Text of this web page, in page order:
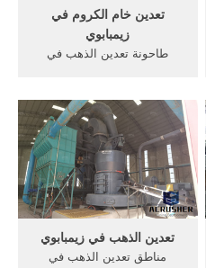
تعدين خام الكروم في
زيمبابوي
طاحونة تعدين الذهب في
الذهب, صهر خام الحديد آلة
محطم,, مطحنة الطوابع
الذهبية في زيمبابوي Live
Chat/دردشة مباشرة لجنوب
أفريقيا الكروم تركيب طاحونة
مجلس ...
تعدين الذهب في زيمبابوي
مناطق تعدين الذهب في